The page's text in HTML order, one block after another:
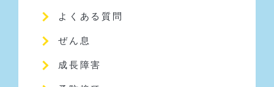
よくある質問
ぜん息
成長障害